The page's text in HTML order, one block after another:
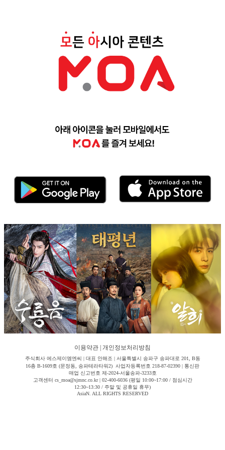
이용약관 개인정보처리방침
주식회사 에스제이엠엔씨 | 대표 안해조 | 서울특별시 송파구 송파대로 201, B동
16층 B-1609호 (문정동, 송파테라타워2) 사업자등록번호 218-87-02390 | 통신판
매업 신고번호 제-2024-서울송파-3233호
고객센터 cs_moa@sjmnc.co.kr | 02-400-6036 (평일 10:00~17:00 / 점심시간
12:30~13:30 / 주말 및 공휴일 휴무)
AsiaN. ALL RIGHTS RESERVED